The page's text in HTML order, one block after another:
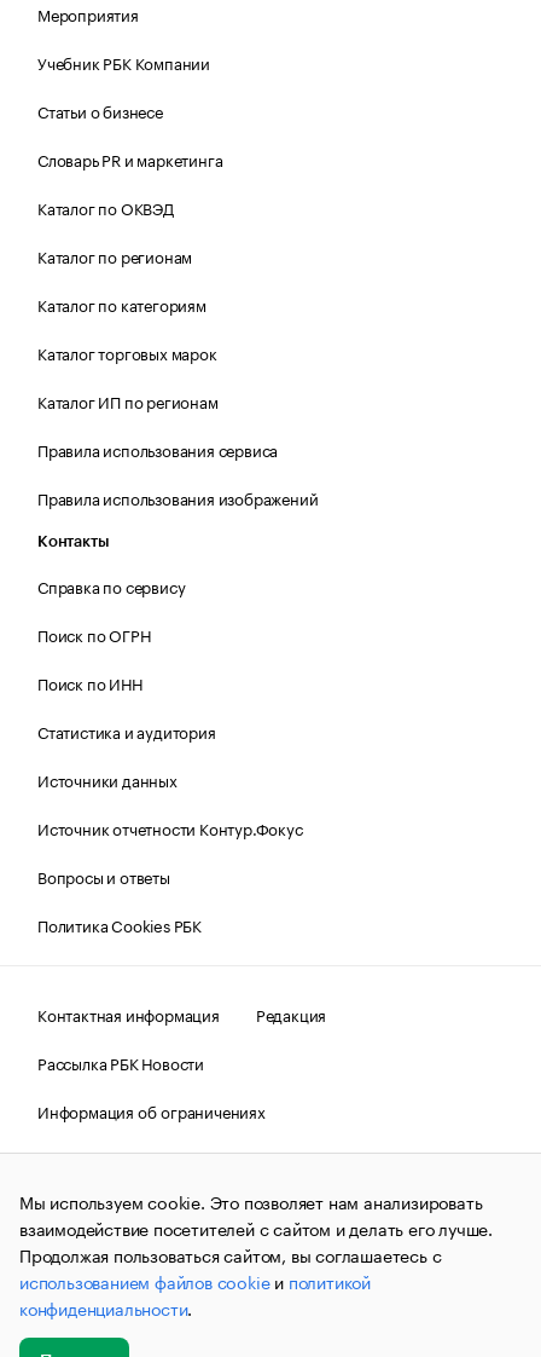
Мероприятия
Учебник РБК Компании
Статьи о бизнесе
Словарь PR и маркетинга
Каталог по ОКВЭД
Каталог по регионам
Каталог по категориям
Каталог торговых марок
Каталог ИП по регионам
Правила использования сервиса
Правила использования изображений
Контакты
Справка по сервису
Поиск по ОГРН
Поиск по ИНН
Статистика и аудитория
Источники данных
Источник отчетности Контур.Фокус
Вопросы и ответы
Политика Cookies РБК
Контактная информация
Редакция
Рассылка РБК Новости
Информация об ограничениях
Правовая информация
О соблюдении авторских прав
© АО «РОСБИЗНЕСКОНСАЛТИНГ»,1995–2026.Сообщения
и материалы информационного агентства «РБК»
(зарегистрировано Федеральной службой по надзору в сфере
связи, информационных технологий и массовых
коммуникаций (Роскомнадзор) 09.12.2015 за номером ИА
№ФС77-63848) сопровождаются пометкой «РБК». Отдельные
публикации могут содержать информацию,
не предназначенную для пользователей
Мы используем cookie. Это позволяет нам анализировать
взаимодействие посетителей с сайтом и делать его лучше.
Продолжая пользоваться сайтом, вы соглашаетесь с
использованием файлов cookieи политикой
конфиденциальности.